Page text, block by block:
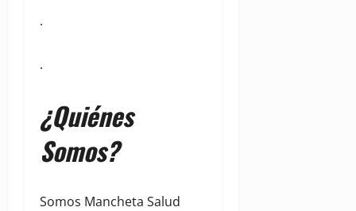
.
.
¿Quiénes
Somos?
Somos Mancheta Salud